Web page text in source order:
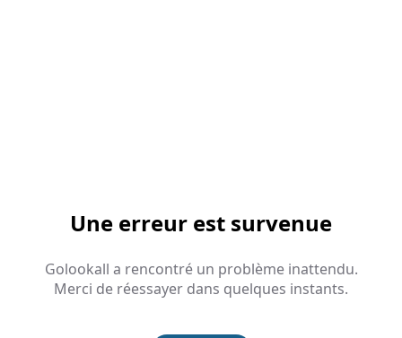
Une erreur est survenue
Golookall a rencontré un problème inattendu.
Merci de réessayer dans quelques instants.